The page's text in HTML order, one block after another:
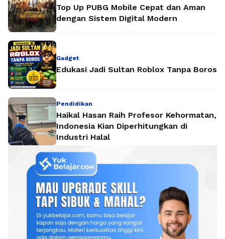
Top Up PUBG Mobile Cepat dan Aman
dengan Sistem Digital Modern
Gadget
Edukasi Jadi Sultan Roblox Tanpa Boros
Pendidikan
Haikal Hasan Raih Profesor Kehormatan,
Indonesia Kian Diperhitungkan di
Industri Halal